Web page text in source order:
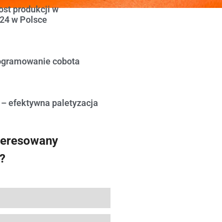
produkcji w
w Polsce
cobota
efektywna paletyzacja